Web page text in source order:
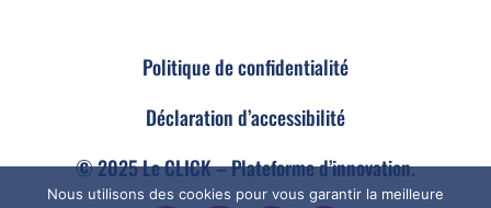
Politique de confidentialité
Déclaration d’accessibilité
© 2025 Le CLICK – Plateforme d’innovation.
Nous utilisons des cookies pour vous garantir la meilleure